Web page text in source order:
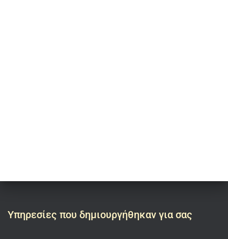
Υπηρεσίες που δημιουργήθηκαν για σας